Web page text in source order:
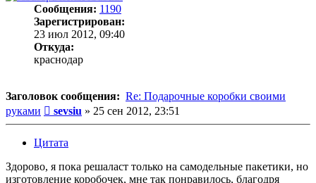
Сообщения: 1190
Зарегистрирован:
23 июл 2012, 09:40
Откуда:
краснодар
Заголовок сообщения: Re: Подарочные коробки своими
руками
Сообщение
sevsiu » 25 сен 2012, 23:51
Цитата
Здорово, я пока решаласт только на самодельные пакетики, но
изготовление коробочек, мне так понравилось, благодря